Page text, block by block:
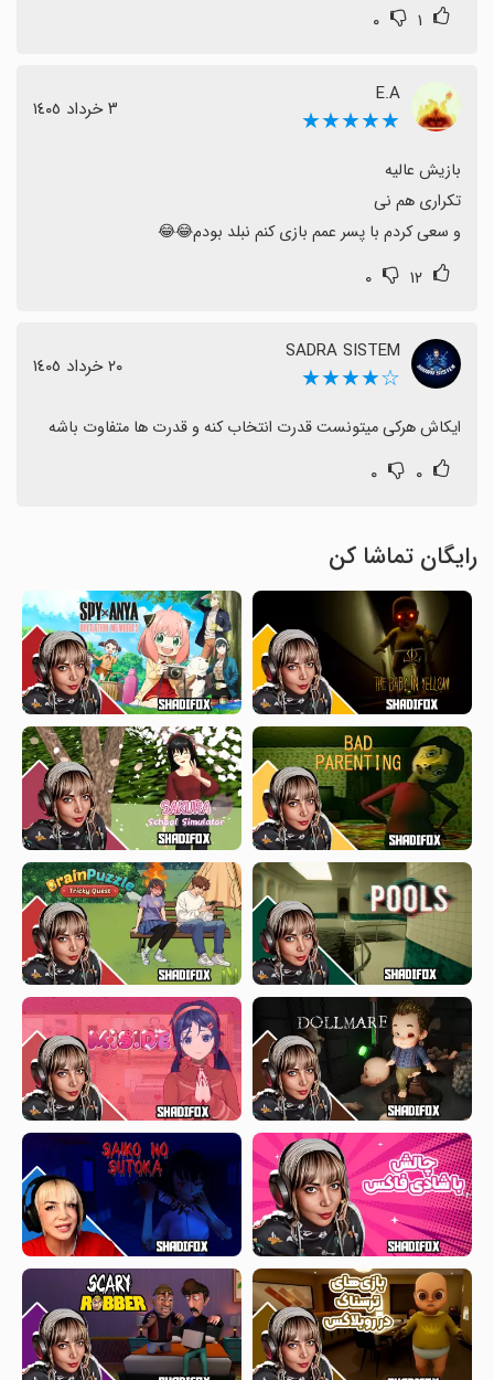
۱ ۰
E.A
★★★★★ ٣ خرداد ١٤٠٥
و سعی کردم با پسر عمم بازی کنم نبلد بودم😂😂
۱۲ ۰
SADRA SISTEM
☆★★★★ ٢٠ خرداد ١٤٠٥
ایکاش هرکی میتونست قدرت انتخاب کنه و قدرت ها متفاوت باشه
۰ ۰
رایگان تماشا کن